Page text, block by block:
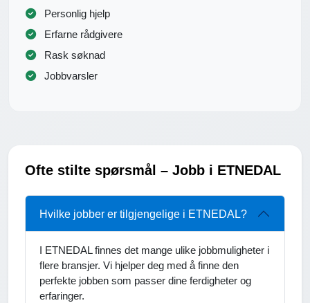
Personlig hjelp
Erfarne rådgivere
Rask søknad
Jobbvarsler
Ofte stilte spørsmål – Jobb i ETNEDAL
Hvilke jobber er tilgjengelige i ETNEDAL?
I ETNEDAL finnes det mange ulike jobbmuligheter i
flere bransjer. Vi hjelper deg med å finne den
perfekte jobben som passer dine ferdigheter og
erfaringer.